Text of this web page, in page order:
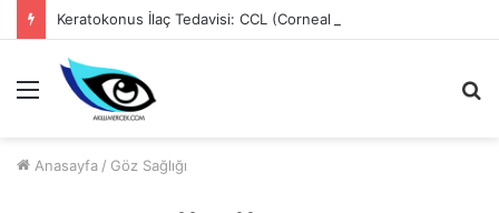
Keratokonus İlaç Tedavisi: CCL (Corneal Cross-Linking)
Menü
Anasayfa / Göz Sağlığı